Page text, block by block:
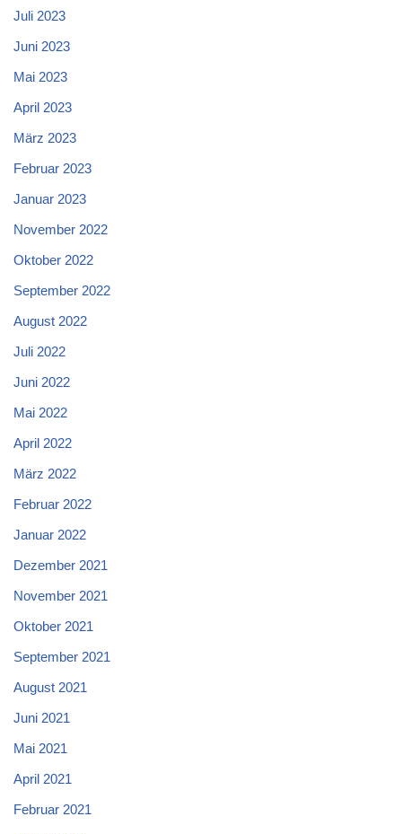
Juli 2023
Juni 2023
Mai 2023
April 2023
März 2023
Februar 2023
Januar 2023
November 2022
Oktober 2022
September 2022
August 2022
Juli 2022
Juni 2022
Mai 2022
April 2022
März 2022
Februar 2022
Januar 2022
Dezember 2021
November 2021
Oktober 2021
September 2021
August 2021
Juni 2021
Mai 2021
April 2021
Februar 2021